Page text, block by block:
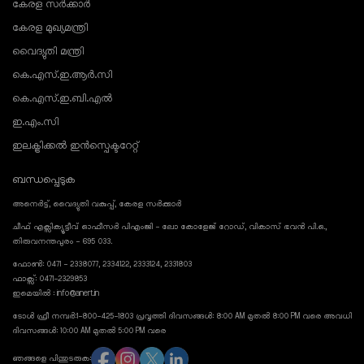
കേരള സർക്കാർ
കേരള മുഖ്യമന്ത്രി
വൈദ്യുതി മന്ത്രി
കെ.എസ്.ഇ.ആർ.സി
കെ.എസ്.ഇ.ബി.എൽ
ഇ.എം.സി
ഇലക്ട്രിക്കൽ ഇൻസ്പെക്ടറേറ്റ്
ബന്ധപ്പെടുക
അനെർട്ട്, വൈദ്യുതി വകുപ്പ്, കേരള സർക്കാർ
ചീഫ് എക്സിക്യൂട്ടീവ് ഓഫീസർ പിഎംജി - ലോ കോളേജ് റോഡ്, വികാസ് ഭവൻ പി.ഒ.,
തിരുവനന്തപുരം - 695 033.
ഫോൺ: 0471 - 2338077, 2334122, 2333124, 2331803
ഫാക്സ്: 0471-2329853
ഇമെയിൽ : info@anert.in
ടോൾ ഫ്രീ നമ്പർ:1-800-425-1803 പ്രവൃത്തി ദിവസങ്ങൾ: 8:00 AM മുതൽ 8:00 PM വരെ അവധി
ദിവസങ്ങൾ: 10:00 AM മുതൽ 5:00 PM വരെ
ഞങ്ങളെ പിന്തുടരുക: